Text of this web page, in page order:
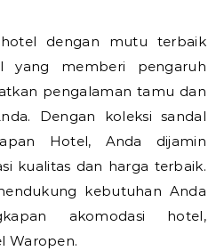
hotel dengan mutu terbaik
yang memberi pengaruh
pengalaman tamu dan
Dengan koleksi sandal
Hotel, Anda dijamin
kualitas dan harga terbaik.
kebutuhan Anda
akomodasi hotel,
Waropen.